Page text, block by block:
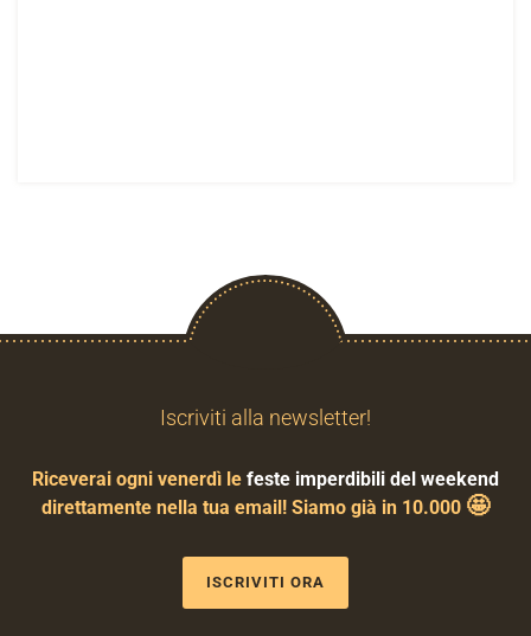
Iscriviti alla newsletter!
Riceverai ogni venerdì le feste imperdibili del weekend
direttamente nella tua email! Siamo già in 10.000 🤩
ISCRIVITI ORA